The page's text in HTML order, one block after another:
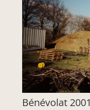
Bénévolat 2001